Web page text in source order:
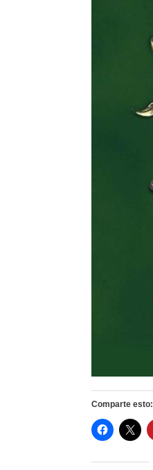
Comparte esto: